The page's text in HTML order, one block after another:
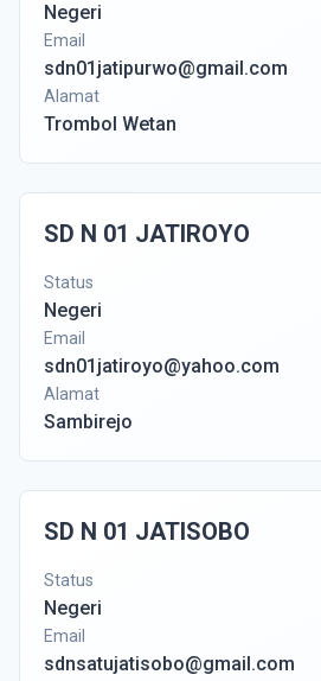
Negeri
Email
sdn01jatipurwo@gmail.com
Alamat
Trombol Wetan
SD N 01 JATIROYO
Status
Negeri
Email
sdn01jatiroyo@yahoo.com
Alamat
Sambirejo
SD N 01 JATISOBO
Status
Negeri
Email
sdnsatujatisobo@gmail.com